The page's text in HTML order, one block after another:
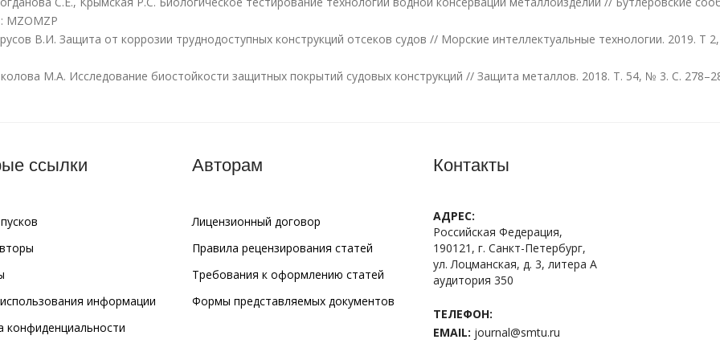
MZOMZP
В.И. Защита от коррозии труднодоступных конструкций отсеков судов // Морские интеллектуальные технологии. 2019. Т
М.А. Исследование биостойкости защитных покрытий судовых конструкций // Защита металлов. 2018. Т. 54, № 3. С.
ссылки
информации
конфиденциальности
Авторам
Лицензионный договор
Правила рецензирования статей
Требования к оформлению статей
Формы представляемых документов
Контакты
АДРЕС:
Российская Федерация,
190121, г. Санкт-Петербург,
ул. Лоцманская, д. 3, литера А
аудитория 350
ТЕЛЕФОН:
EMAIL: journal@smtu.ru